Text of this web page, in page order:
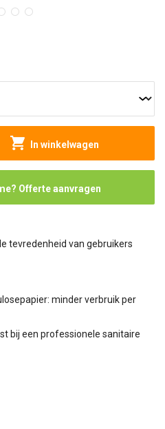
In winkelwagen
Offerte aanvragen
tevredenheid van gebruikers
minder verbruik per
bij een professionele sanitaire